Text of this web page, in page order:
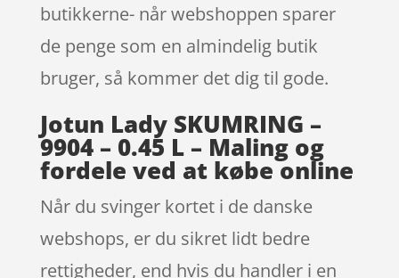
butikkerne- når webshoppen sparer
de penge som en almindelig butik
bruger, så kommer det dig til gode.
Jotun Lady SKUMRING –
9904 – 0.45 L – Maling og
fordele ved at købe online
Når du svinger kortet i de danske
webshops, er du sikret lidt bedre
rettigheder, end hvis du handler i en